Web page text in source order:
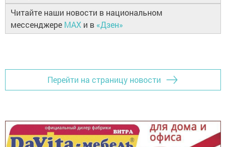
Читайте наши новости в национальном
мессенджере MAX и в «Дзен»
Перейти на страницу новости